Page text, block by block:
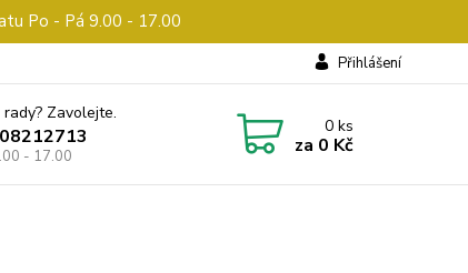
Po - Pá 9.00 - 17.00
Přihlášení
Zavolejte.
- 17.00
0ks
za 0 Kč